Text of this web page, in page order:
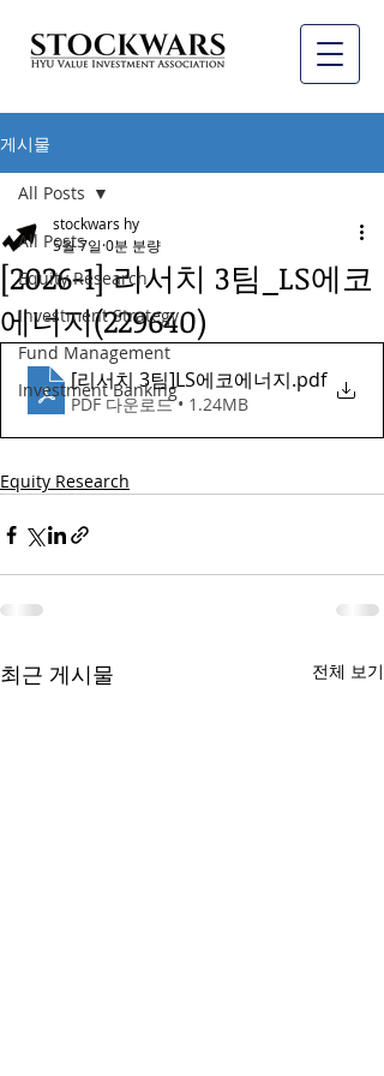
게시물
All Posts
Equity Research
Investment Strategy
Fund Management
Investment Banking
All Posts
[2026-1] 리서치 3팀_LS에코
에너지(229640)
stockwars hy
5월 7일 0분 분량
[리서치 3팀]LS에코에너지.pdf
PDF 다운로드 • 1.24MB
Equity Research
최근 게시물 전체 보기